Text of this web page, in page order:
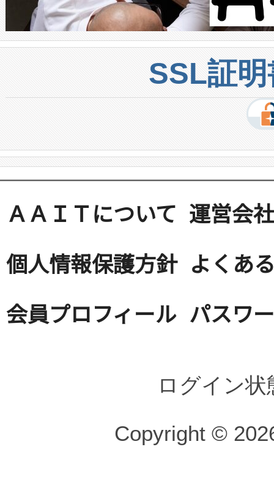
SSL証
ＡＡＩＴについて 運営会社
個人情報保護方針 よくあ
会員プロフィール パスワ
ログイン
Copyright ©